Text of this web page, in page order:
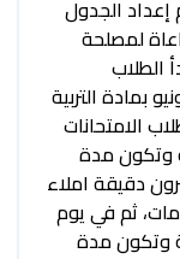
إعداد الجدول
لمصلحة
الطلاب
في يوم الخميس الموافق 4 يونيو بمادة التربية
الامتحانات
وتكون مدة
دقيقة املاء
ثم في يوم
وتكون مدة